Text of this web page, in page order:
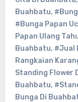
Buahbatu,
#Bunga Papan
Papan Ulang
Buahbatu, #Jual
Rangkaian
Standing Flower
Buahbatu,
Bunga Di